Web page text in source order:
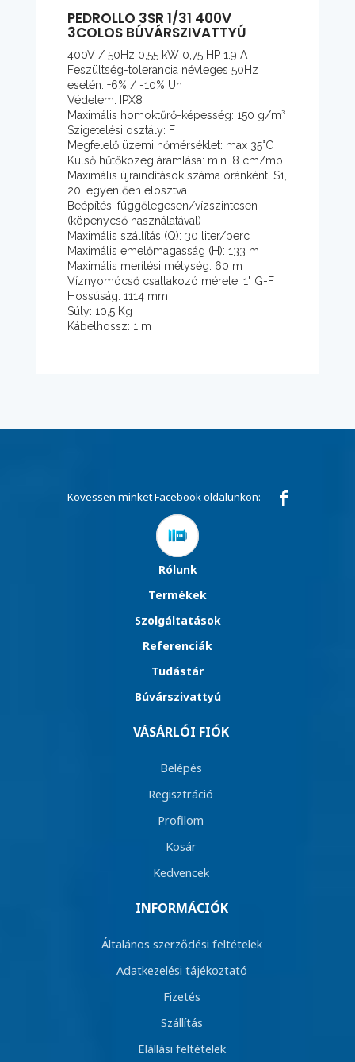
PEDROLLO 3SR 1/31 400V
3COLOS BÚVÁRSZIVATTYÚ
400V / 50Hz 0,55 kW 0,75 HP 1.9 A
Feszültség-tolerancia névleges 50Hz
esetén: +6% / -10% Un
Védelem: IPX8
Maximális homoktűrő-képesség: 150 g/m³
Szigetelési osztály: F
Megfelelő üzemi hőmérséklet: max 35°C
Külső hűtőközeg áramlása: min. 8 cm/mp
Maximális újraindítások száma óránként: S1,
20, egyenlően elosztva
Beépítés: függőlegesen/vízszintesen
(köpenycső használatával)
Maximális szállítás (Q): 30 liter/perc
Maximális emelőmagasság (H): 133 m
Maximális merítési mélység: 60 m
Víznyomócső csatlakozó mérete: 1" G-F
Hossúság: 1114 mm
Súly: 10,5 Kg
Kábelhossz: 1 m
Kövessen minket Facebook oldalunkon:
Rólunk
Termékek
Szolgáltatások
Referenciák
Tudástár
Búvárszivattyú
VÁSÁRLÓI FIÓK
Belépés
Regisztráció
Profilom
Kosár
Kedvencek
INFORMÁCIÓK
Általános szerződési feltételek
Adatkezelési tájékoztató
Fizetés
Szállítás
Elállási feltételek